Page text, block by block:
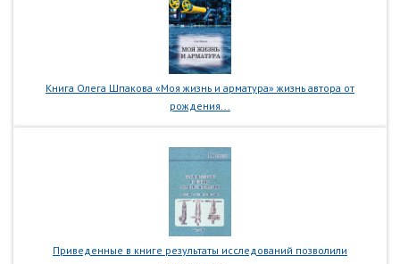
Книга Олега Шпакова «Моя жизнь и арматура» жизнь автора от
рождения...
Приведенные в книге результаты исследований позволили